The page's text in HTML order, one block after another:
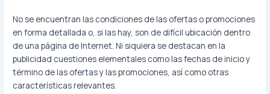
No se encuentran las condiciones de las ofertas o promociones
en forma detallada o, si las hay, son de difícil ubicación dentro
de una página de Internet. Ni siquiera se destacan en la
publicidad cuestiones elementales como las fechas de inicio y
término de las ofertas y las promociones, así como otras
características relevantes.